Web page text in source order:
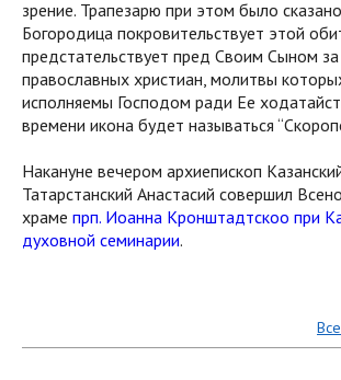
зрение. Трапезарю при этом было
Богородица покровительствует этой
предстательствует пред Своим Сыном
православных христиан, молитвы
исполняемы Господом ради Ее
времени икона будет называться
Накануне вечером архиепископ
Татарстанский Анастасий совершил
храме прп. Иоанна Кронштадтскоо при
духовной семинарии.